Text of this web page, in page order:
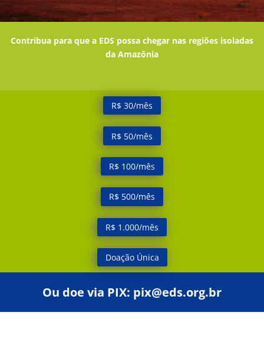
Contribua para que a EDS possa chegar nas regiões isoladas
da Amazônia
R$ 30/mês
R$ 50/mês
R$ 100/mês
R$ 500/mês
R$ 1.000/mês
Doação Única
Ou doe via PIX: pix@eds.org.br